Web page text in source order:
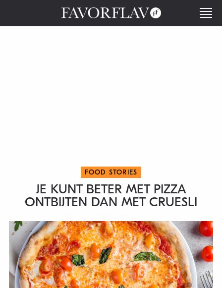
FOOD STORIES
JE KUNT BETER MET PIZZA
ONTBIJTEN DAN MET CRUESLI